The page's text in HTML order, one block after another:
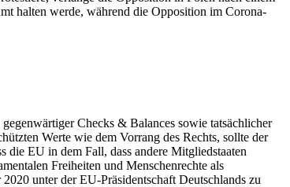
halten werde, während die Opposition im Corona-
Checks & Balances sowie tatsächlicher
Werte wie dem Vorrang des Rechts, sollte der
die EU in dem Fall, dass andere Mitgliedstaaten
Freiheiten und Menschenrechte als
unter der EU-Präsidentschaft Deutschlands zu